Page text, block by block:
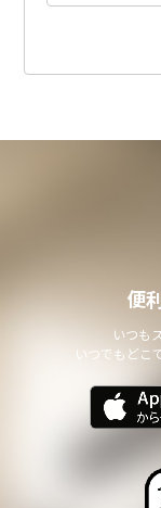
便
いつも
いつでもどこ